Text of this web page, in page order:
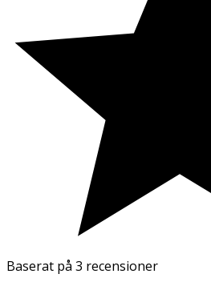
Baserat på 3 recensioner